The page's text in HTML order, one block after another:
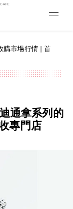
購市場行情 | 首
通拿系列的
專門店